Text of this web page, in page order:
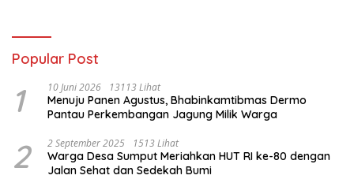
Membatalkan Hak Warga.
Popular Post
1 10 Juni 2026 13113 Lihat
Menuju Panen Agustus, Bhabinkamtibmas Dermo
Pantau Perkembangan Jagung Milik Warga
2 2 September 2025 1513 Lihat
Warga Desa Sumput Meriahkan HUT RI ke-80 dengan
Jalan Sehat dan Sedekah Bumi ‎